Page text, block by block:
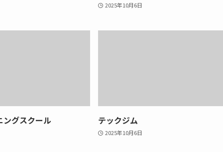
2025年10月6日
ングスクール テックジム
2025年10月6日